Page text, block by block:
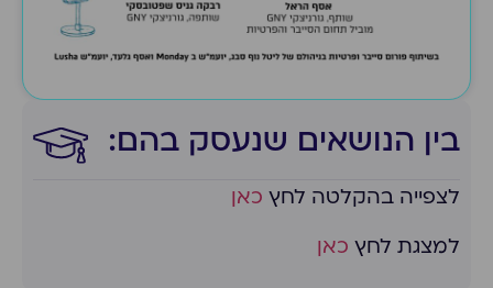
בין הנושאים שנעסק בהם:​
לצפייה בהקלטה לחץ כאן
למצגת לחץ כאן